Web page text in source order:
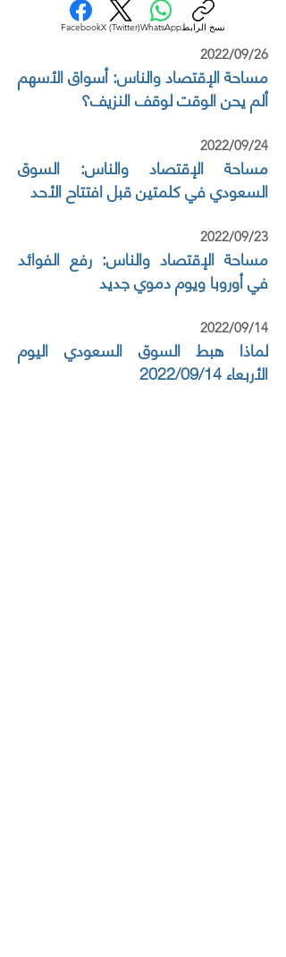
FacebookX (Twitter)WhatsAppنسخ الرابط
2022/09/26
مساحة الإقتصاد والناس: أسواق الأسهم
ألم يحن الوقت لوقف النزيف؟
2022/09/24
مساحة الإقتصاد والناس: السوق
السعودي في كلمتين قبل افتتاح الأحد
2022/09/23
مساحة الإقتصاد والناس: ‏‏‏‏‏‏‏‏‏‏‏‏‏‏‏‏‏رفع الفوائد
في أوروبا ويوم دموي جديد
2022/09/14
لماذا هبط السوق السعودي اليوم
الأربعاء 2022/09/14